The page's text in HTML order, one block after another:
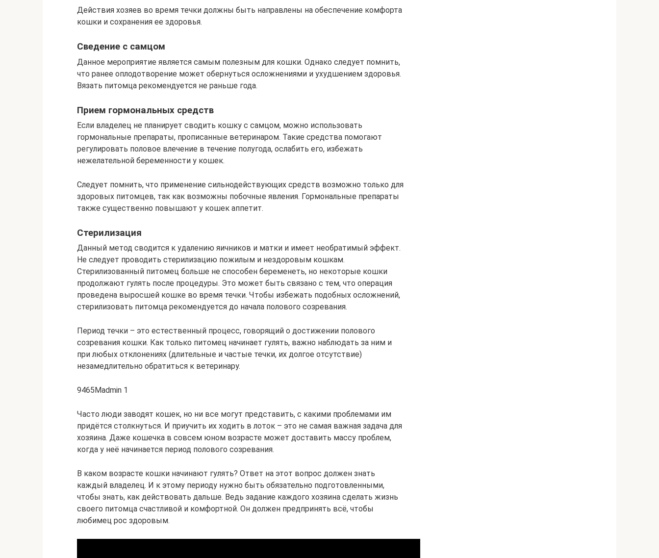
Действия хозяев во время течки должны быть направлены на обеспечение комфорта
кошки и сохранения ее здоровья.
Сведение с самцом
Данное мероприятие является самым полезным для кошки. Однако следует помнить,
что ранее оплодотворение может обернуться осложнениями и ухудшением здоровья.
Вязать питомца рекомендуется не раньше года.
Прием гормональных средств
Если владелец не планирует сводить кошку с самцом, можно использовать
гормональные препараты, прописанные ветеринаром. Такие средства помогают
регулировать половое влечение в течение полугода, ослабить его, избежать
нежелательной беременности у кошек.
Следует помнить, что применение сильнодействующих средств возможно только для
здоровых питомцев, так как возможны побочные явления. Гормональные препараты
также существенно повышают у кошек аппетит.
Стерилизация
Данный метод сводится к удалению яичников и матки и имеет необратимый эффект.
Не следует проводить стерилизацию пожилым и нездоровым кошкам.
Стерилизованный питомец больше не способен беременеть, но некоторые кошки
продолжают гулять после процедуры. Это может быть связано с тем, что операция
проведена выросшей кошке во время течки. Чтобы избежать подобных осложнений,
стерилизовать питомца рекомендуется до начала полового созревания.
Период течки – это естественный процесс, говорящий о достижении полового
созревания кошки. Как только питомец начинает гулять, важно наблюдать за ним и
при любых отклонениях (длительные и частые течки, их долгое отсутствие)
незамедлительно обратиться к ветеринару.
9465Madmin 1
Часто люди заводят кошек, но ни все могут представить, с какими проблемами им
придётся столкнуться. И приучить их ходить в лоток – это не самая важная задача для
хозяина. Даже кошечка в совсем юном возрасте может доставить массу проблем,
когда у неё начинается период полового созревания.
В каком возрасте кошки начинают гулять? Ответ на этот вопрос должен знать
каждый владелец. И к этому периоду нужно быть обязательно подготовленными,
чтобы знать, как действовать дальше. Ведь задание каждого хозяина сделать жизнь
своего питомца счастливой и комфортной. Он должен предпринять всё, чтобы
любимец рос здоровым.